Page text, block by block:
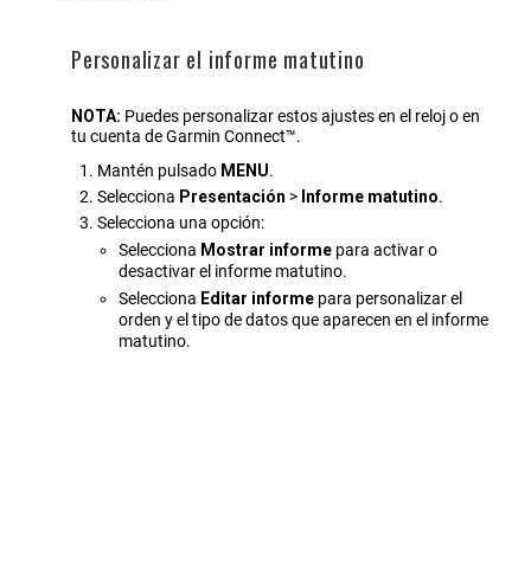
Personalizar el informe matutino
NOTA: Puedes personalizar estos ajustes en el reloj o en
tu cuenta de Garmin Connect™.
Mantén pulsado MENU.
Selecciona Presentación > Informe matutino.
Selecciona una opción:
Selecciona Mostrar informe para activar o
desactivar el informe matutino.
Selecciona Editar informe para personalizar el
orden y el tipo de datos que aparecen en el informe
matutino.